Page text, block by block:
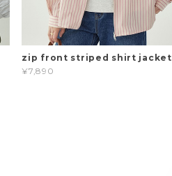
zip front striped shirt jacket
¥7,890